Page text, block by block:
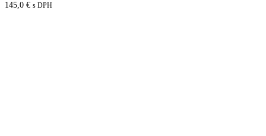
145,0 € s DPH